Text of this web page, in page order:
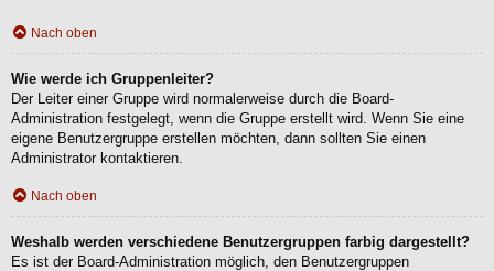
Nach oben
Wie werde ich Gruppenleiter?
Der Leiter einer Gruppe wird normalerweise durch die Board-
Administration festgelegt, wenn die Gruppe erstellt wird. Wenn Sie eine
eigene Benutzergruppe erstellen möchten, dann sollten Sie einen
Administrator kontaktieren.
Nach oben
Weshalb werden verschiedene Benutzergruppen farbig dargestellt?
Es ist der Board-Administration möglich, den Benutzergruppen